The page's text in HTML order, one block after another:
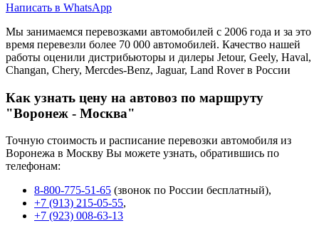
Написать в WhatsApp
Мы занимаемся перевозками автомобилей с 2006 года и за это
время перевезли более 70 000 автомобилей. Качество нашей
работы оценили дистрибьюторы и дилеры Jetour, Geely, Haval,
Changan, Chery, Mercdes-Benz, Jaguar, Land Rover в России
Как узнать цену на автовоз по маршруту
"Воронеж - Москва"
Точную стоимость и расписание перевозки автомобиля из
Воронежа в Москву Вы можете узнать, обратившись по
телефонам:
8-800-775-51-65 (звонок по России бесплатный),
+7 (913) 215-05-55,
+7 (923) 008-63-13